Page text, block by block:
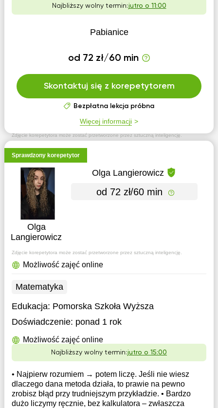
Zdjęcie korepetytora może zostać przetworzone przez sztuczną inteligencję.
Najbliższy wolny termin:jutro o 11:00
Pabianice
od 72 zł/60 min
Skontaktuj się z korepetytorem
Bezpłatna lekcja próbna
Więcej informacji
Sprawdzony korepetytor
Olga
Langierowicz
Olga Langierowicz
od 72 zł/60 min
Zdjęcie korepetytora może zostać przetworzone przez sztuczną inteligencję.
Możliwość zajęć online
Matematyka
Edukacja: Pomorska Szkoła Wyższa
Doświadczenie: ponad 1 rok
Możliwość zajęć online
Najbliższy wolny termin:jutro o 15:00
• Najpierw rozumiem → potem liczę. Jeśli nie wiesz
dlaczego dana metoda działa, to prawie na pewno
zrobisz błąd przy trudniejszym przykładzie. • Bardzo
dużo liczymy ręcznie, bez kalkulatora – zwłaszcza